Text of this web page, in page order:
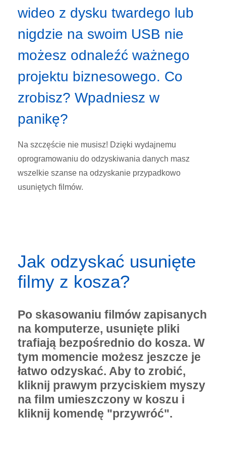
wideo z dysku twardego lub
nigdzie na swoim USB nie
możesz odnaleźć ważnego
projektu biznesowego. Co
zrobisz? Wpadniesz w
panikę?
Na szczęście nie musisz! Dzięki wydajnemu
oprogramowaniu do odzyskiwania danych masz
wszelkie szanse na odzyskanie przypadkowo
usuniętych filmów.
Jak odzyskać usunięte
filmy z kosza?
Po skasowaniu filmów zapisanych
na komputerze, usunięte pliki
trafiają bezpośrednio do kosza. W
tym momencie możesz jeszcze je
łatwo odzyskać. Aby to zrobić,
kliknij prawym przyciskiem myszy
na film umieszczony w koszu i
kliknij komendę "przywróć".